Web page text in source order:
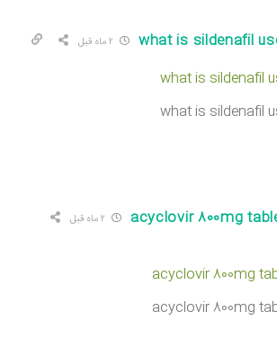
what is sildenafil
what is sildenafil
what is sildenafil
acyclovir 800mg
acyclovir 800mg
acyclovir 800mg